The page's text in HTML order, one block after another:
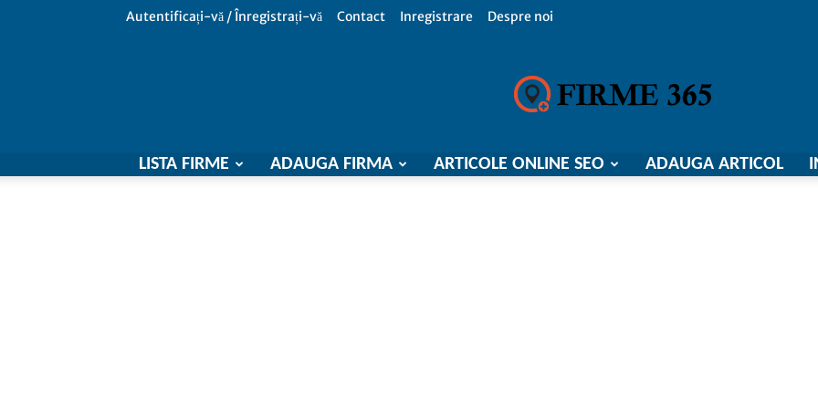
Autentificați-vă / Înregistrați-vă Contact Inregistrare Despre noi
Firme
LISTA FIRME ADAUGA FIRMA ARTICOLE ONLINE SEO ADAUGA ARTICOL